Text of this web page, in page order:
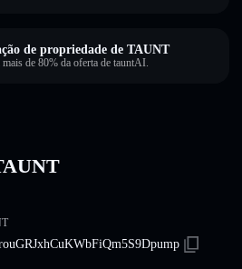
de propriedade de TAUNT
de 80% da oferta de tauntAI.